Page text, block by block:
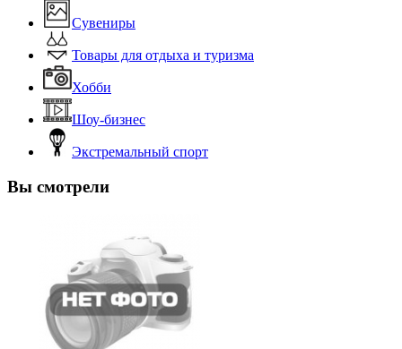
Сувениры
Товары для отдыха и туризма
Хобби
Шоу-бизнес
Экстремальный спорт
Вы смотрели